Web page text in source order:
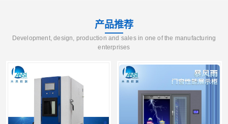
产品推荐
Development, design, production and sales in one of the manufacturing
enterprises